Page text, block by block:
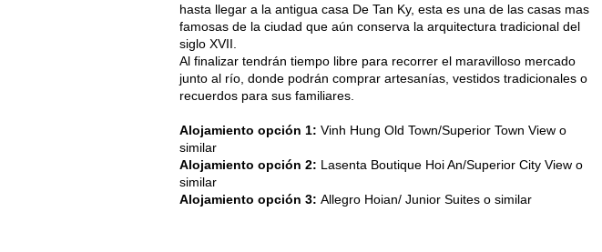
hasta llegar a la antigua casa De Tan Ky, esta es una de las casas mas
famosas de la ciudad que aún conserva la arquitectura tradicional del
siglo XVII.
Al finalizar tendrán tiempo libre para recorrer el maravilloso mercado
junto al río, donde podrán comprar artesanías, vestidos tradicionales o
recuerdos para sus familiares.
Alojamiento opción 1: Vinh Hung Old Town/Superior Town View o
similar
Alojamiento opción 2: Lasenta Boutique Hoi An/Superior City View o
similar
Alojamiento opción 3: Allegro Hoian/ Junior Suites o similar